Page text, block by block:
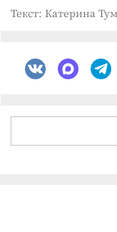
Текст: Катерина